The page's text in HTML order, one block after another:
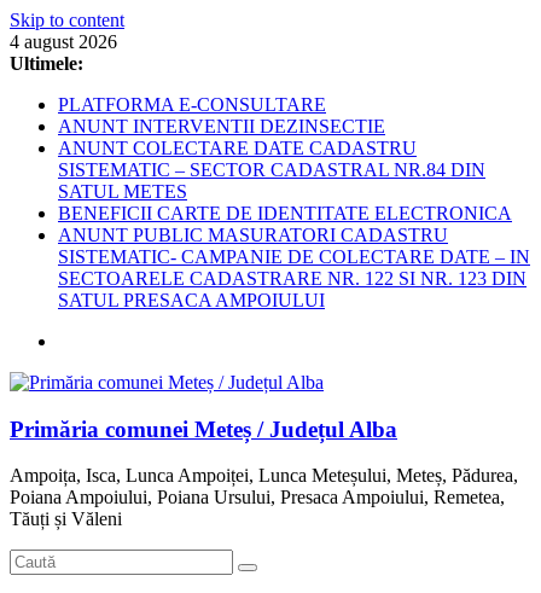
Skip to content
4 august 2026
Ultimele:
PLATFORMA E-CONSULTARE
ANUNT INTERVENTII DEZINSECTIE
ANUNT COLECTARE DATE CADASTRU
SISTEMATIC – SECTOR CADASTRAL NR.84 DIN
SATUL METES
BENEFICII CARTE DE IDENTITATE ELECTRONICA
ANUNT PUBLIC MASURATORI CADASTRU
SISTEMATIC- CAMPANIE DE COLECTARE DATE – IN
SECTOARELE CADASTRARE NR. 122 SI NR. 123 DIN
SATUL PRESACA AMPOIULUI
Primăria comunei Meteș / Județul Alba
Ampoița, Isca, Lunca Ampoiței, Lunca Meteșului, Meteș, Pădurea,
Poiana Ampoiului, Poiana Ursului, Presaca Ampoiului, Remetea,
Tăuți și Văleni